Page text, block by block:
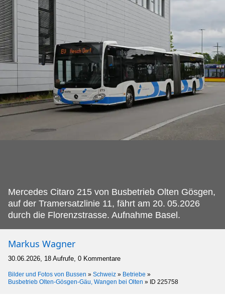
Mercedes Citaro 215 von Busbetrieb Olten Gösgen,
auf der Tramersatzlinie 11, fährt am 20. 05.2026
durch die Florenzstrasse. Aufnahme Basel.
Markus Wagner
30.06.2026, 18 Aufrufe, 0 Kommentare
Bilder und Fotos von Bussen » Schweiz » Betriebe »
Busbetrieb Olten-Gösgen-Gäu, Wangen bei Olten » ID 225758